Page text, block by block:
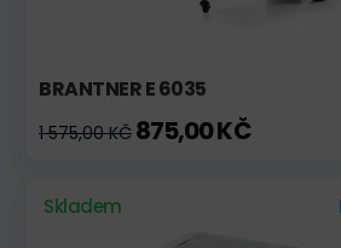
BRANTNER E 6035
1 575,00 KČ 875,00 KČ
Skladem